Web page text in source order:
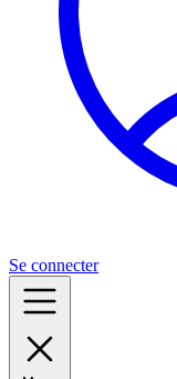
Se connecter